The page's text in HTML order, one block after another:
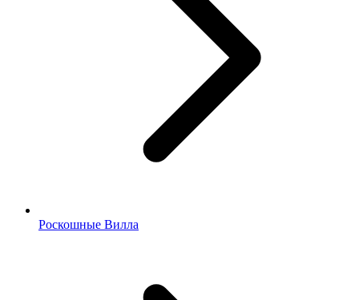
Роскошные Вилла